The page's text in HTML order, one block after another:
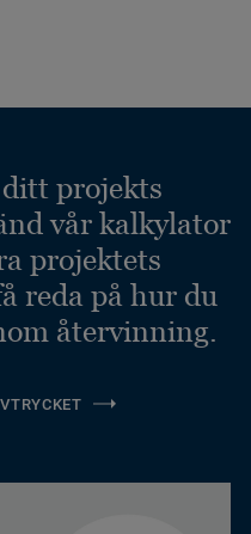
projekts
vår kalkylator
projektets
reda på hur du
återvinning.